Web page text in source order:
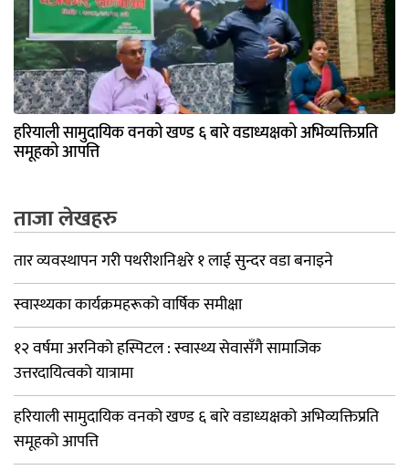
हरियाली सामुदायिक वनको खण्ड ६ बारे वडाध्यक्षको अभिव्यक्तिप्रति
समूहको आपत्ति
ताजा लेखहरु
तार व्यवस्थापन गरी पथरीशनिश्चरे १ लाई सुन्दर वडा बनाइने
स्वास्थ्यका कार्यक्रमहरूको वार्षिक समीक्षा
१२ वर्षमा अरनिको हस्पिटल : स्वास्थ्य सेवासँगै सामाजिक
उत्तरदायित्वको यात्रामा
हरियाली सामुदायिक वनको खण्ड ६ बारे वडाध्यक्षको अभिव्यक्तिप्रति
समूहको आपत्ति